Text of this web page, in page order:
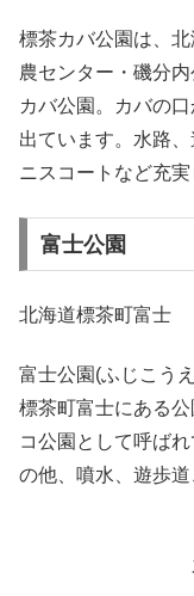
標茶カバ公園は、
農センター・磯分
カバ公園。カバの
出ています。水路
ニスコートなど充実
富士公園
北海道標茶町富士
富士公園(ふじこう
標茶町富士にある
コ公園として呼ば
の他、噴水、遊歩道